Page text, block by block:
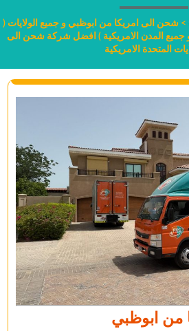
>شحن الى امريكا من ابوظبي و جميع الولايات (
المدن الامريكية ) افضل شركة شحن الى
المتحدة الامريكية
من ابوظبي